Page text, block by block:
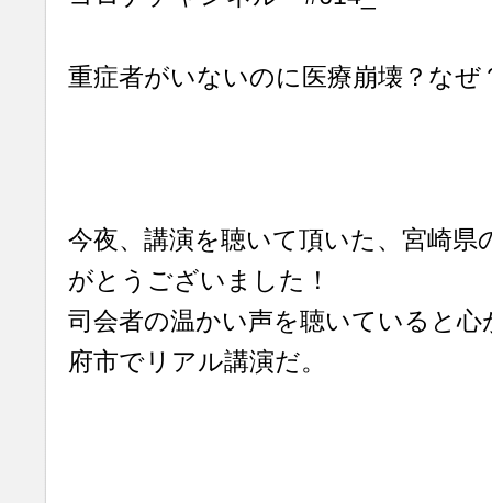
重症者がいないのに医療崩壊？
今夜、講演を聴いて頂いた、宮崎県
がとうございました！
司会者の温かい声を聴いていると心
府市でリアル講演だ。